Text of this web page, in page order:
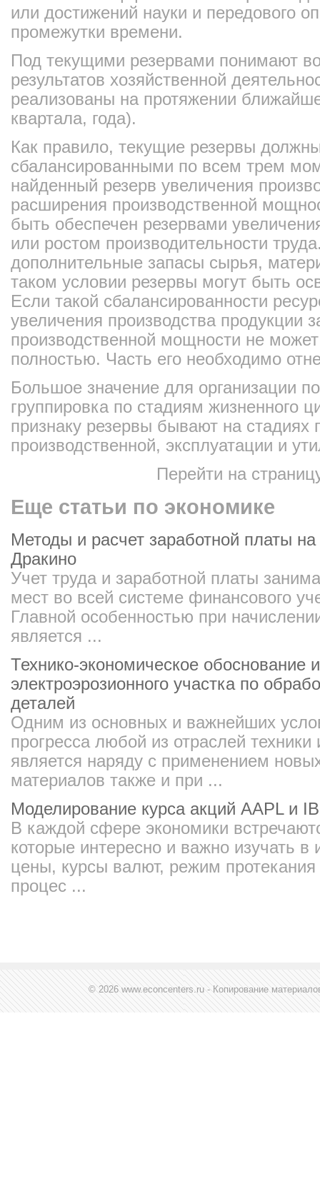
или достижений науки и передового
промежутки времени.
Под текущими резервами понимают
результатов хозяйственной
реализованы на протяжении
квартала, года).
Как правило, текущие резервы
сбалансированными по всем трем
найденный резерв увеличения
расширения производственной
быть обеспечен резервами
или ростом производительности
дополнительные запасы сырья,
таком условии резервы могут быть
Если такой сбалансированности
увеличения производства продукции
производственной мощности не
полностью. Часть его необходимо
Большое значение для организации
группировка по стадиям жизненного
признаку резервы бывают на стадиях
производственной, эксплуатации и
Перейти на
Еще статьи по экономике
Методы и расчет заработной платы
Дракино
Учет труда и заработной платы
мест во всей системе финансового
Главной особенностью при
является ...
Технико-экономическое обоснование
электроэрозионного участка по
деталей
Одним из основных и важнейших
прогресса любой из отраслей
является наряду с применением
материалов также и при ...
Моделирование курса акций AAPL и
В каждой сфере экономики
которые интересно и важно изучать в
цены, курсы валют, режим протекания
процес ...
© 2026 www.econcenters.ru - Копирование